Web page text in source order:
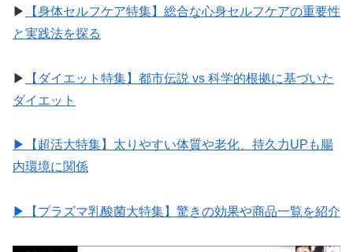
▶︎
【身体セルフケア特集】総合な心身セルフケアの重要性
と実践法を探る
▶︎
【ダイエット特集】都市伝説 vs 科学的根拠に基づいた
ダイエット
▶︎【超活大特集】太りやすい体質や老化、持久力UPも腸
内環境に関係
▶︎【プラズマ乳酸菌大特集】驚きの効果や商品一覧を紹介